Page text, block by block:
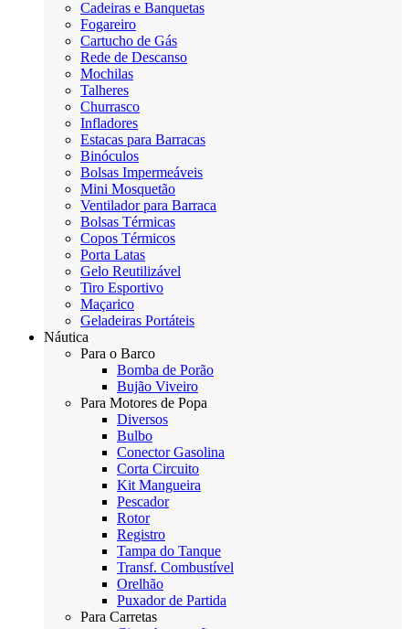
Cadeiras e Banquetas
Fogareiro
Cartucho de Gás
Rede de Descanso
Mochilas
Talheres
Churrasco
Infladores
Estacas para Barracas
Binóculos
Bolsas Impermeáveis
Mini Mosquetão
Ventilador para Barraca
Bolsas Térmicas
Copos Térmicos
Porta Latas
Gelo Reutilizável
Tiro Esportivo
Maçarico
Geladeiras Portáteis
Náutica
Para o Barco
Bomba de Porão
Bujão Viveiro
Para Motores de Popa
Diversos
Bulbo
Conector Gasolina
Corta Circuito
Kit Mangueira
Pescador
Rotor
Registro
Tampa do Tanque
Transf. Combustível
Orelhão
Puxador de Partida
Para Carretas